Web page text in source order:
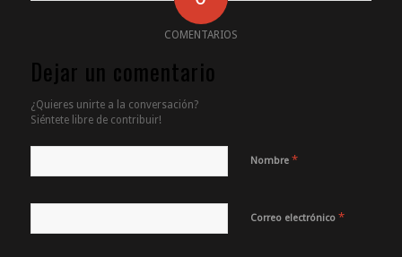
COMENTARIOS
Dejar un comentario
¿Quieres unirte a la conversación?
Siéntete libre de contribuir!
Nombre *
Correo electrónico *